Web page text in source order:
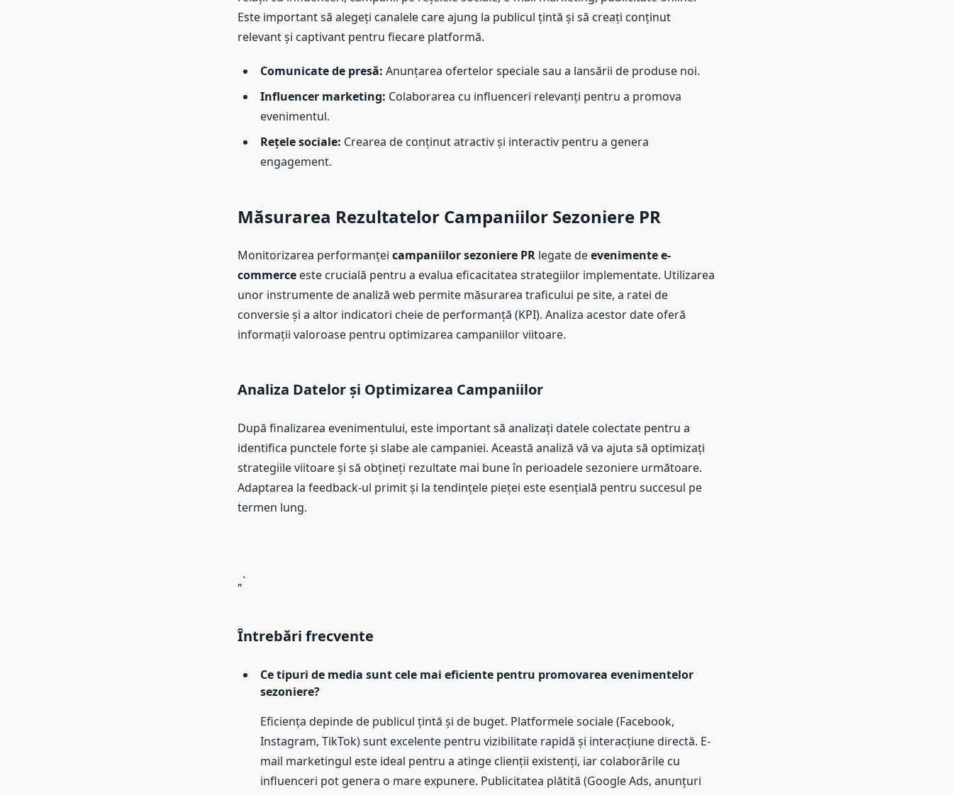
Este important să alegeți canalele care ajung la publicul țintă și să creați conținut
relevant și captivant pentru fiecare platformă.
Comunicate de presă: Anunțarea ofertelor speciale sau a lansării de produse noi.
Influencer marketing: Colaborarea cu influenceri relevanți pentru a promova
evenimentul.
Rețele sociale: Crearea de conținut atractiv și interactiv pentru a genera
engagement.
Măsurarea Rezultatelor Campaniilor Sezoniere PR
Monitorizarea performanței campaniilor sezoniere PRlegate deevenimente e-
commerceeste crucială pentru a evalua eficacitatea strategiilor implementate. Utilizarea
unor instrumente de analiză web permite măsurarea traficului pe site, a ratei de
conversie și a altor indicatori cheie de performanță (KPI). Analiza acestor date oferă
informații valoroase pentru optimizarea campaniilor viitoare.
Analiza Datelor și Optimizarea Campaniilor
După finalizarea evenimentului, este important să analizați datele colectate pentru a
identifica punctele forte și slabe ale campaniei. Această analiză vă va ajuta să optimizați
strategiile viitoare și să obțineți rezultate mai bune în perioadele sezoniere următoare.
Adaptarea la feedback-ul primit și la tendințele pieței este esențială pentru succesul pe
termen lung.
„`
Întrebări frecvente
Ce tipuri de media sunt cele mai eficiente pentru promovarea evenimentelor
sezoniere?
Eficiența depinde de publicul țintă și de buget. Platformele sociale (Facebook,
Instagram, TikTok) sunt excelente pentru vizibilitate rapidă și interacțiune directă. E-
mail marketingul este ideal pentru a atinge clienții existenți, iar colaborările cu
influenceri pot genera o mare expunere. Publicitatea plătită (Google Ads, anunțuri